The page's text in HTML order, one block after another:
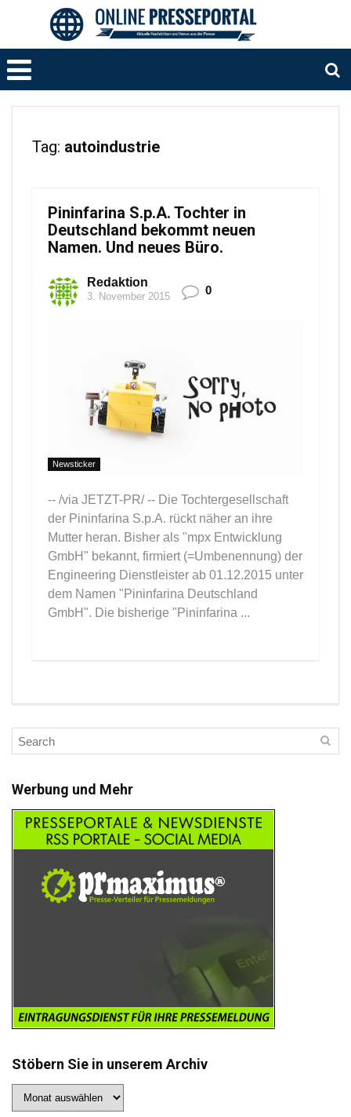
Tag: autoindustrie
Pininfarina S.p.A. Tochter in
Deutschland bekommt neuen
Namen. Und neues Büro.
Redaktion
3. November 2015 0
Newsticker
-- /via JETZT-PR/ -- Die Tochtergesellschaft
der Pininfarina S.p.A. rückt näher an ihre
Mutter heran. Bisher als "mpx Entwicklung
GmbH" bekannt, firmiert (=Umbenennung) der
Engineering Dienstleister ab 01.12.2015 unter
dem Namen "Pininfarina Deutschland
GmbH". Die bisherige "Pininfarina ...
Werbung und Mehr
Stöbern Sie in unserem Archiv
Sie